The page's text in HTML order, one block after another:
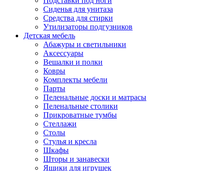
Сиденья для унитаза
Средства для стирки
Утилизаторы подгузников
Детская мебель
Абажуры и светильники
Аксессуары
Вешалки и полки
Ковры
Комплекты мебели
Парты
Пеленальные доски и матрасы
Пеленальные столики
Прикроватные тумбы
Стеллажи
Столы
Стулья и кресла
Шкафы
Шторы и занавески
Ящики для игрушек